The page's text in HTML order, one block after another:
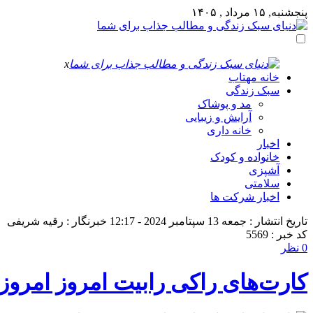
پنجشنبه, ۱۵ مرداد , ۱۴۰۵
x
خانه مهتاب
سبک زندگی
مد و پوشاک
آرایش و زیبایی
خانه داری
اخبار
خانواده و کودک
آشپزی
سلامتی
اخبار شرکت ها
تاریخ انتشار : جمعه 13 سپتامبر 2024 - 12:17
خبرنگار : رقیه شریفی
کد خبر : 5569
0 نظر
کارت‌های راکی رابیت امروز امروز 23 شهریور را در یک چشم بر هم زدن پیدا